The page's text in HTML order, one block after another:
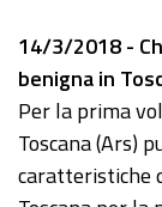
14/3/2018 -
benigna in
Per la prima
Toscana (Ars)
caratteristiche